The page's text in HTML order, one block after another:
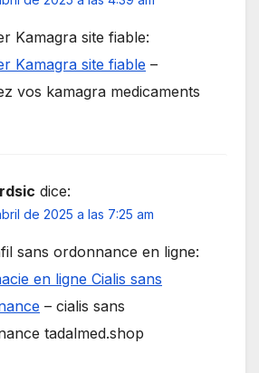
Kamagra site fiable:
Kamagra site fiable –
vos kamagra medicaments
dice:
de 2025 a las 7:25 am
sans ordonnance en ligne:
en ligne Cialis sans
– cialis sans
tadalmed.shop